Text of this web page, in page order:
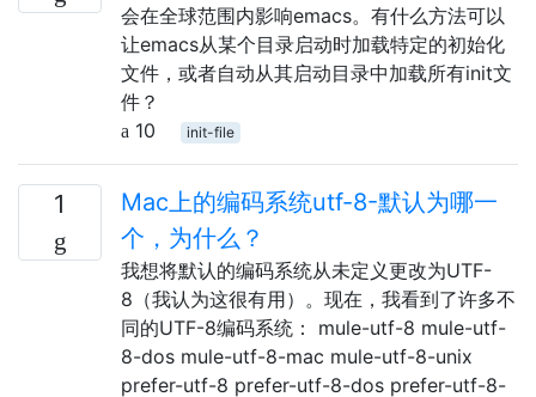
会在全球范围内影响emacs。有什么方法可以
让emacs从某个目录启动时加载特定的初始化
文件，或者自动从其启动目录中加载所有init文
件？
10
init-file
1
Mac上的编码系统utf-8-默认为哪一
个，为什么？
我想将默认的编码系统从未定义更改为UTF-
8（我认为这很有用）。现在，我看到了许多不
同的UTF-8编码系统： mule-utf-8 mule-utf-
8-dos mule-utf-8-mac mule-utf-8-unix
prefer-utf-8 prefer-utf-8-dos prefer-utf-8-